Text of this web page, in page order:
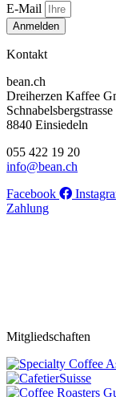
E-Mail
Anmelden
Kontakt
bean.ch
Dreiherzen Kaffee
Schnabelsbergstrasse
8840 Einsiedeln
055 422 19 20
info@bean.ch
Facebook
Zahlung
Mitgliedschaften